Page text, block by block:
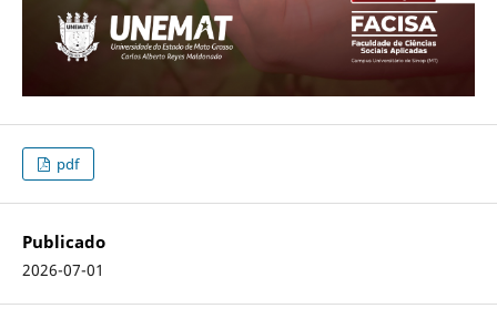
pdf
Publicado
2026-07-01